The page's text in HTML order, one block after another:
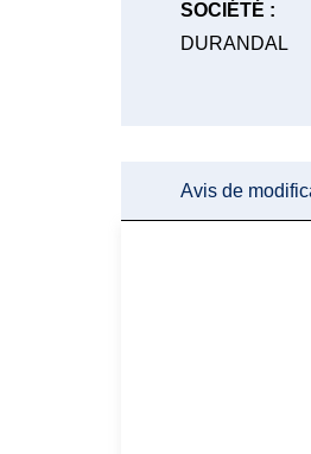
SOCIÉTÉ :
DURANDAL
Avis de